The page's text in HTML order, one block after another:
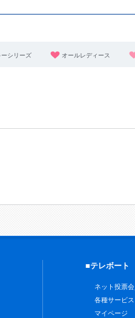
ーシリーズ オールレディース
■テレボート
ネット投票
各種サービス
マイページ